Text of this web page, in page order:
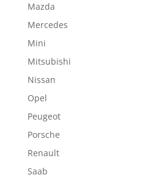
Mazda
Mercedes
Mini
Mitsubishi
Nissan
Opel
Peugeot
Porsche
Renault
Saab